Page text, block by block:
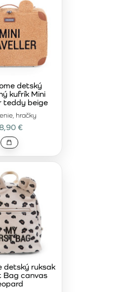
hračky
detský
kufrík Mini
teddy beige
€
detský ruksak
Bag canvas